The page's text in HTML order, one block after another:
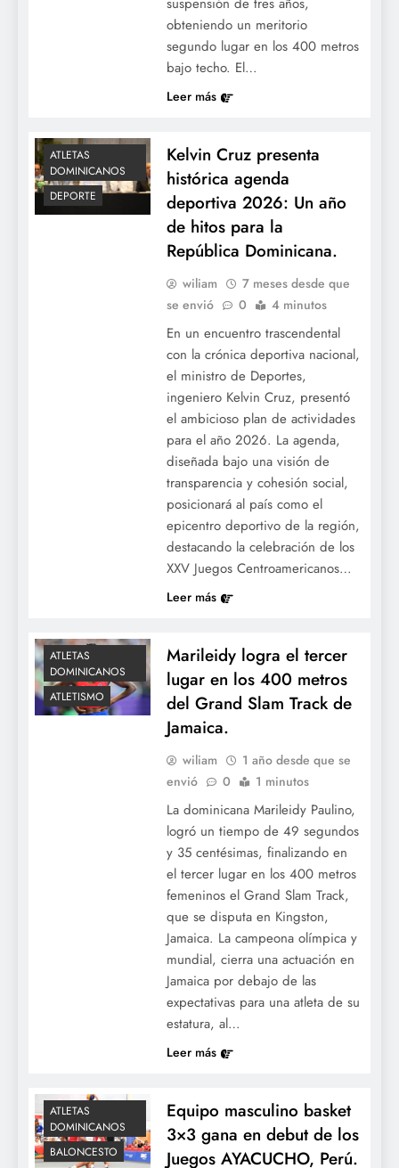
obteniendo un meritorio
segundo lugar en los 400 metros
bajo techo. El…
Leer más
ATLETAS
DOMINICANOS
DEPORTE
Kelvin Cruz presenta
histórica agenda
deportiva 2026: Un año
de hitos para la
República Dominicana.
wiliam
7 meses desde que
se envió
0 4 minutos
En un encuentro trascendental
con la crónica deportiva nacional,
el ministro de Deportes,
ingeniero Kelvin Cruz, presentó
el ambicioso plan de actividades
para el año 2026. La agenda,
diseñada bajo una visión de
transparencia y cohesión social,
posicionará al país como el
epicentro deportivo de la región,
destacando la celebración de los
XXV Juegos Centroamericanos…
Leer más
ATLETAS
DOMINICANOS
ATLETISMO
Marileidy logra el tercer
lugar en los 400 metros
del Grand Slam Track de
Jamaica.
wiliam
1 año desde que se
envió
0 1 minutos
La dominicana Marileidy Paulino,
logró un tiempo de 49 segundos
y 35 centésimas, finalizando en
el tercer lugar en los 400 metros
femeninos el Grand Slam Track,
que se disputa en Kingston,
Jamaica. La campeona olímpica y
mundial, cierra una actuación en
Jamaica por debajo de las
expectativas para una atleta de su
estatura, al…
Leer más
ATLETAS
DOMINICANOS
BALONCESTO
Equipo masculino basket
3×3 gana en debut de los
Juegos AYACUCHO, Perú.